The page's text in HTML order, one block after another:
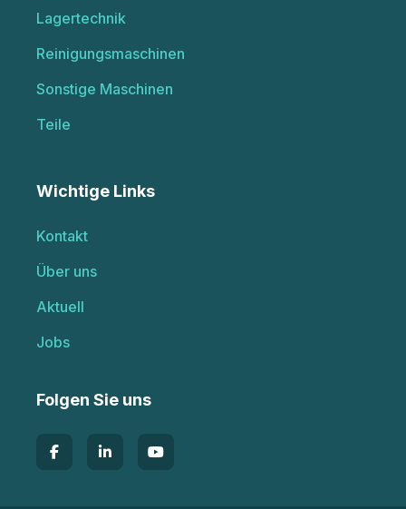
Lagertechnik
Reinigungsmaschinen
Sonstige Maschinen
Teile
Wichtige Links
Kontakt
Über uns
Aktuell
Jobs
Folgen Sie uns